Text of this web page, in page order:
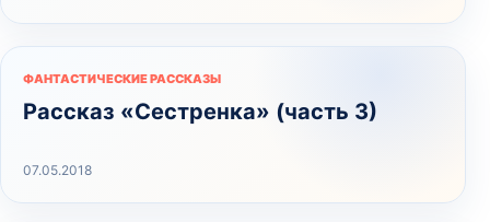
ФАНТАСТИЧЕСКИЕ РАССКАЗЫ
Рассказ «Сестренка» (часть 3)
07.05.2018